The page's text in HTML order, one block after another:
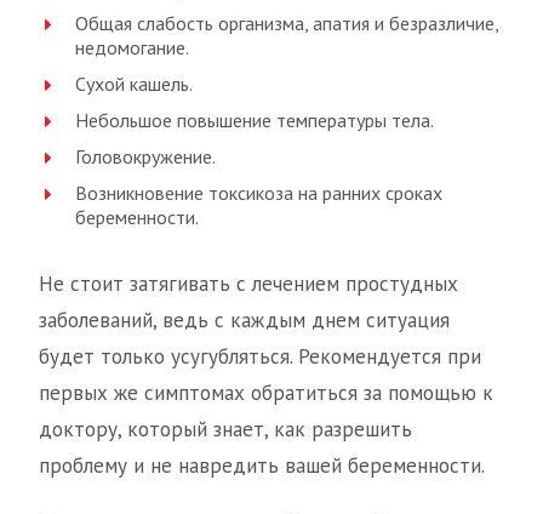
Общая слабость организма, апатия и безразличие,
недомогание.
Сухой кашель.
Небольшое повышение температуры тела.
Головокружение.
Возникновение токсикоза на ранних сроках
беременности.
Не стоит затягивать с лечением простудных
заболеваний, ведь с каждым днем ситуация
будет только усугубляться. Рекомендуется при
первых же симптомах обратиться за помощью к
доктору, который знает, как разрешить
проблему и не навредить вашей беременности.